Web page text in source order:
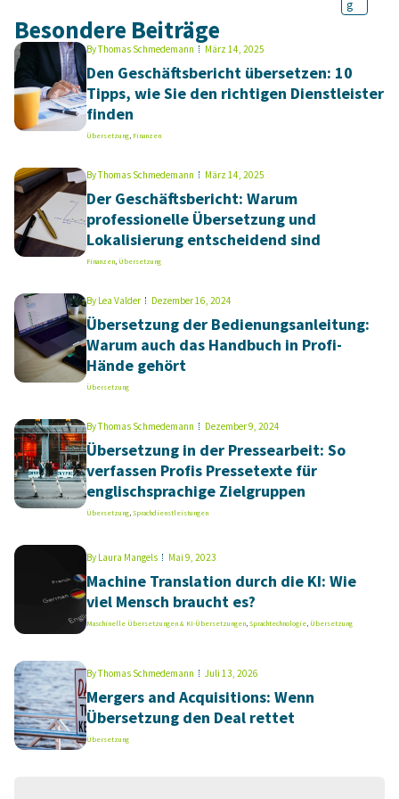
g
Besondere Beiträge
ByThomas Schmedemann März 14, 2025
Den Geschäftsbericht übersetzen: 10
Tipps, wie Sie den richtigen Dienstleister
finden
Übersetzung, Finanzen
ByThomas Schmedemann März 14, 2025
Der Geschäftsbericht: Warum
professionelle Übersetzung und
Lokalisierung entscheidend sind
Finanzen, Übersetzung
ByLea Valder Dezember 16, 2024
Übersetzung der Bedienungsanleitung:
Warum auch das Handbuch in Profi-
Hände gehört
Übersetzung
ByThomas Schmedemann Dezember 9, 2024
Übersetzung in der Pressearbeit: So
verfassen Profis Pressetexte für
englischsprachige Zielgruppen
Übersetzung, Sprachdienstleistungen
ByLaura Mangels Mai 9, 2023
Machine Translation durch die KI: Wie
viel Mensch braucht es?
Maschinelle Übersetzungen & KI-Übersetzungen, Sprachtechnologie, Übersetzung
ByThomas Schmedemann Juli 13, 2026
Mergers and Acquisitions: Wenn
Übersetzung den Deal rettet
Übersetzung